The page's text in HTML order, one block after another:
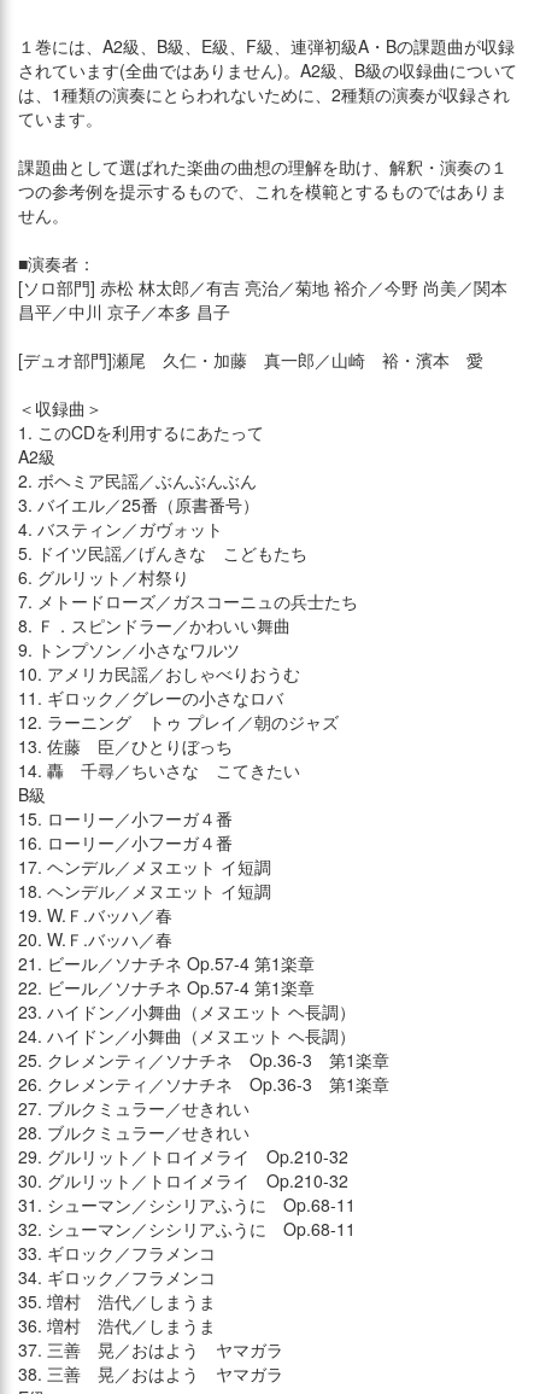
１巻には、A2級、B級、E級、F級、連弾初級A・Bの課題曲が収録
されています(全曲ではありません)。A2級、B級の収録曲について
は、1種類の演奏にとらわれないために、2種類の演奏が収録され
ています。
課題曲として選ばれた楽曲の曲想の理解を助け、解釈・演奏の１
つの参考例を提示するもので、これを模範とするものではありま
せん。
■演奏者：
[ソロ部門] 赤松 林太郎／有吉 亮治／菊地 裕介／今野 尚美／関本
昌平／中川 京子／本多 昌子
[デュオ部門]瀬尾 久仁・加藤 真一郎／山崎 裕・濱本 愛
＜収録曲＞
1. このCDを利用するにあたって
A2級
2. ボヘミア民謡／ぶんぶんぶん
3. バイエル／25番（原書番号）
4. バスティン／ガヴォット
5. ドイツ民謡／げんきな こどもたち
6. グルリット／村祭り
7. メトードローズ／ガスコーニュの兵士たち
8. Ｆ．スピンドラー／かわいい舞曲
9. トンプソン／小さなワルツ
10. アメリカ民謡／おしゃべりおうむ
11. ギロック／グレーの小さなロバ
12. ラーニング トゥ プレイ／朝のジャズ
13. 佐藤 臣／ひとりぼっち
14. 轟 千尋／ちいさな こてきたい
B級
15. ローリー／小フーガ４番
16. ローリー／小フーガ４番
17. ヘンデル／メヌエット イ短調
18. ヘンデル／メヌエット イ短調
19. W.Ｆ.バッハ／春
20. W.Ｆ.バッハ／春
21. ビール／ソナチネ Op.57-4 第1楽章
22. ビール／ソナチネ Op.57-4 第1楽章
23. ハイドン／小舞曲（メヌエット ヘ長調）
24. ハイドン／小舞曲（メヌエット ヘ長調）
25. クレメンティ／ソナチネ Op.36-3 第1楽章
26. クレメンティ／ソナチネ Op.36-3 第1楽章
27. ブルクミュラー／せきれい
28. ブルクミュラー／せきれい
29. グルリット／トロイメライ Op.210-32
30. グルリット／トロイメライ Op.210-32
31. シューマン／シシリアふうに Op.68-11
32. シューマン／シシリアふうに Op.68-11
33. ギロック／フラメンコ
34. ギロック／フラメンコ
35. 増村 浩代／しまうま
36. 増村 浩代／しまうま
37. 三善 晃／おはよう ヤマガラ
38. 三善 晃／おはよう ヤマガラ